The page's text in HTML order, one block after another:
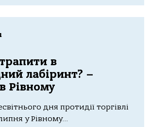
в
лабіринт? –
Рівному
дня протидії торгівлі
у Рівному...